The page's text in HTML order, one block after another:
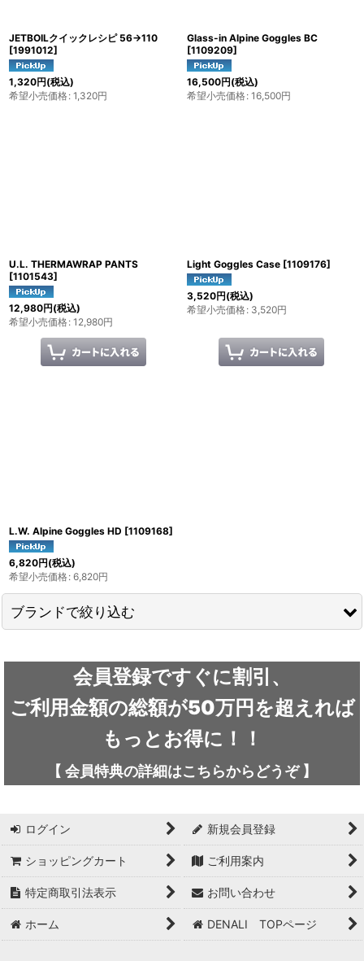
JETBOILクイックレシピ 56→110
[1991012]
1,320円(税込)
希望小売価格: 1,320円
Glass-in Alpine Goggles BC
[1109209]
16,500円(税込)
希望小売価格: 16,500円
U.L. THERMAWRAP PANTS
[1101543]
12,980円(税込)
希望小売価格: 12,980円
Light Goggles Case [1109176]
3,520円(税込)
希望小売価格: 3,520円
L.W. Alpine Goggles HD [1109168]
6,820円(税込)
希望小売価格: 6,820円
ブランドで絞り込む
outdoor element / アウトドアエレメント
AKLIMA / アクリマ
adidas / アディダス
adidas FIVE TEN / アディダス ファイブテン
Atlas / アトラス
ARAI TENT(RIPEN) / アライテント(ライペン)
会員登録ですぐに割引、
ご利用金額の総額が50万円を超えれば
もっとお得に！！
【 会員特典の詳細はこちらから どうぞ】
ログイン 新規会員登録
ショッピングカート ご利用案内
特定商取引法表示 お問い合わせ
ホーム DENALI TOPページ